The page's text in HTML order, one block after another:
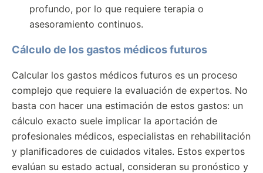
profundo, por lo que requiere terapia o
asesoramiento continuos.
Cálculo de los gastos médicos futuros
Calcular los gastos médicos futuros es un proceso
complejo que requiere la evaluación de expertos. No
basta con hacer una estimación de estos gastos: un
cálculo exacto suele implicar la aportación de
profesionales médicos, especialistas en rehabilitación
y planificadores de cuidados vitales. Estos expertos
evalúan su estado actual, consideran su pronóstico y